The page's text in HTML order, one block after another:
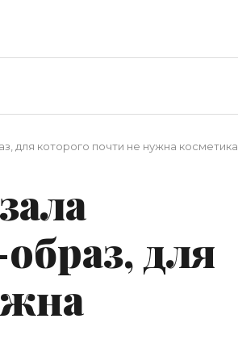
для которого почти не нужна косметика
для